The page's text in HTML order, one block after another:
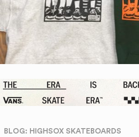
BLOG: HIGHSOX SKATEBOARDS